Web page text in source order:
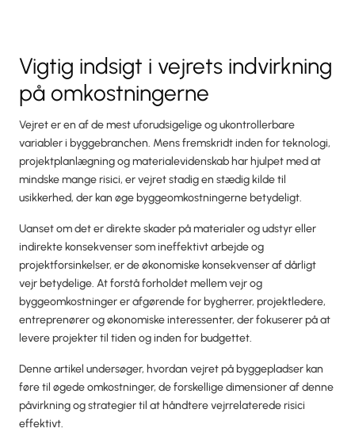
Vigtig indsigt i vejrets indvirkning
på omkostningerne
Vejret er en af de mest uforudsigelige og ukontrollerbare
variabler i byggebranchen. Mens fremskridt inden for teknologi,
projektplanlægning og materialevidenskab har hjulpet med at
mindske mange risici, er vejret stadig en stædig kilde til
usikkerhed, der kan øge byggeomkostningerne betydeligt.
Uanset om det er direkte skader på materialer og udstyr eller
indirekte konsekvenser som ineffektivt arbejde og
projektforsinkelser, er de økonomiske konsekvenser af dårligt
vejr betydelige. At forstå forholdet mellem vejr og
byggeomkostninger er afgørende for bygherrer, projektledere,
entreprenører og økonomiske interessenter, der fokuserer på at
levere projekter til tiden og inden for budgettet.
Denne artikel undersøger, hvordan vejret på byggepladser kan
føre til øgede omkostninger, de forskellige dimensioner af denne
påvirkning og strategier til at håndtere vejrrelaterede risici
effektivt.